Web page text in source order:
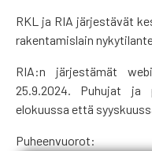
RKL ja RIA järjestävät
rakentamislain
RIA:n järjestämät
25.9.2024. Puhujat ja
elokuussa että
Puheenvuorot: